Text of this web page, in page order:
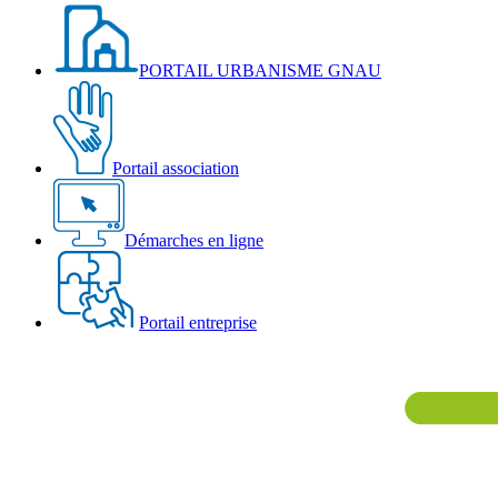
PORTAIL URBANISME GNAU
Portail association
Démarches en ligne
Portail entreprise